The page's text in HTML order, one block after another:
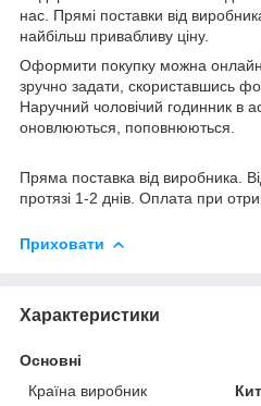
нас. Прямі поставки від
найбільш привабливу ціну.
Оформити покупку можна
зручно задати, скориставшись
Наручний чоловічий годинник в
оновлюються, поповнюються.
Пряма поставка від виробника.
протязі 1-2 днів. Оплата при
Приховати
Характеристики
Основні
Країна виробник